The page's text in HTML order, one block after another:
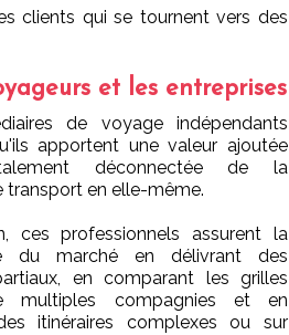
clients qui se tournent vers des
et les entreprises
de voyage indépendants
apportent une valeur ajoutée
déconnectée de la
transport en elle-même.
ces professionnels assurent la
du marché en délivrant des
en comparant les grilles
multiples compagnies et en
itinéraires complexes ou sur